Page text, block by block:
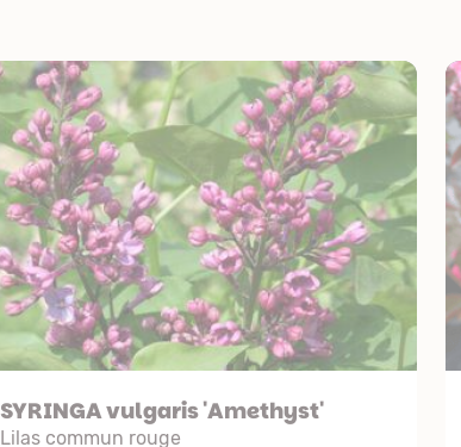
SYRINGA vulgaris 'Amethyst'
Lilas commun rouge